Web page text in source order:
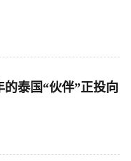
的泰国“伙伴”正投向